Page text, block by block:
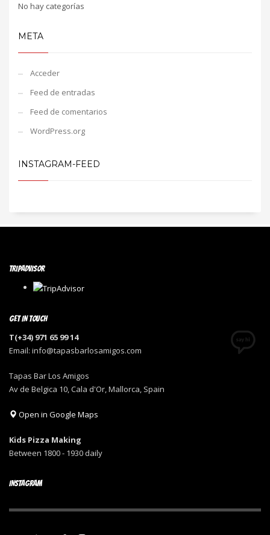
No hay categorías
META
Acceder
Feed de entradas
Feed de comentarios
WordPress.org
INSTAGRAM-FEED
TRIPADVISOR
GET IN TOUCH
T(+34) 971 65 99 14
Email: info@tapasbarlosamigos.com
Tapas Bar Los Amigos
Av de Belgica 10, Cala d'Or, Mallorca, Spain
Open in Google Maps
Kids Pizza Making
Between 1800 - 1930 daily
INSTAGRAM